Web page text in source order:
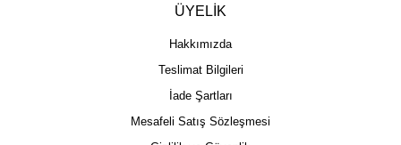
ÜYELİK
Hakkımızda
Teslimat Bilgileri
İade Şartları
Mesafeli Satış Sözleşmesi